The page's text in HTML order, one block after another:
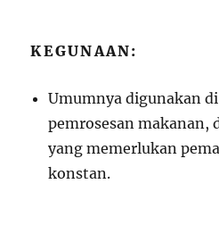
KEGUNAAN:
Umumnya digunakan
pemrosesan makanan,
yang memerlukan
konstan.